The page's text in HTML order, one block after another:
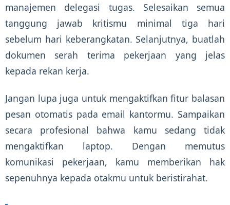
manajemen delegasi tugas. Selesaikan semua
tanggung jawab kritismu minimal tiga hari
sebelum hari keberangkatan. Selanjutnya, buatlah
dokumen serah terima pekerjaan yang jelas
kepada rekan kerja.
Jangan lupa juga untuk mengaktifkan fitur balasan
pesan otomatis pada email kantormu. Sampaikan
secara profesional bahwa kamu sedang tidak
mengaktifkan laptop. Dengan memutus
komunikasi pekerjaan, kamu memberikan hak
sepenuhnya kepada otakmu untuk beristirahat.